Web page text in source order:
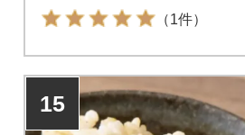
町の産地直売所のプロ達が厳
選した自慢の旬の蔵王の幸と
してお届けします。
（1件）
15